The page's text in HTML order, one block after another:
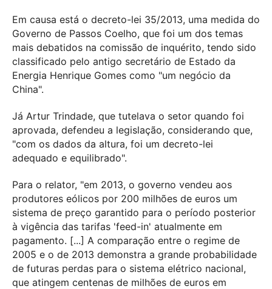
Em causa está o decreto-lei 35/2013, uma medida do
Governo de Passos Coelho, que foi um dos temas
mais debatidos na comissão de inquérito, tendo sido
classificado pelo antigo secretário de Estado da
Energia Henrique Gomes como "um negócio da
China".
Já Artur Trindade, que tutelava o setor quando foi
aprovada, defendeu a legislação, considerando que,
"com os dados da altura, foi um decreto-lei
adequado e equilibrado".
Para o relator, "em 2013, o governo vendeu aos
produtores eólicos por 200 milhões de euros um
sistema de preço garantido para o período posterior
à vigência das tarifas 'feed-in' atualmente em
pagamento. [...] A comparação entre o regime de
2005 e o de 2013 demonstra a grande probabilidade
de futuras perdas para o sistema elétrico nacional,
que atingem centenas de milhões de euros em